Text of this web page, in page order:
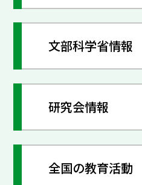
文部科学省情報
研究会情報
全国の教育活動